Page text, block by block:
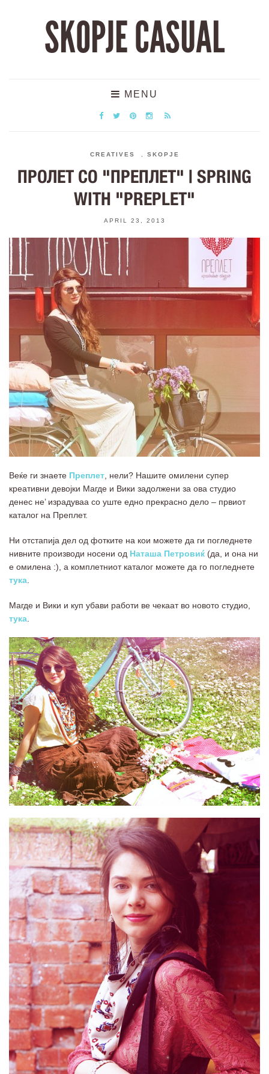
SKOPJE CASUAL
MENU
CREATIVES SKOPJE
ПРОЛЕТ СО "ПРЕПЛЕТ" | SPRING
WITH "PREPLET"
APRIL 23, 2013
Веќе ги знаете Преплет , нели? Нашите омилени супер
креативни девојки Магде и Вики задолжени за ова студио
денес не’ израдуваа со уште едно прекрасно дело – првиот
каталог на Преплет.
Ни отстапија дел од фотките на кои можете да ги погледнете
нивните производи носени од Наташа Петровиќ (да, и она ни
е омилена :), а комплетниот каталог можете да го погледнете
тука
Магде и Вики и куп убави работи ве чекаат во новото студио,
тука